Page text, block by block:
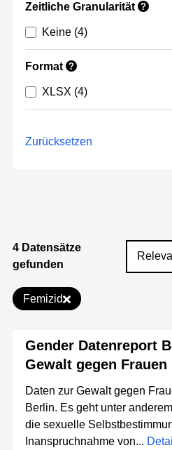
Zeitliche Granularität ?
Keine (4)
Format ?
XLSX (4)
Zurücksetzen
4 Datensätze
gefunden
Femizid
Gender Datenreport
Gewalt gegen Frauen
Daten zur Gewalt gegen
Berlin. Es geht unter
die sexuelle
Inanspruchnahme von...